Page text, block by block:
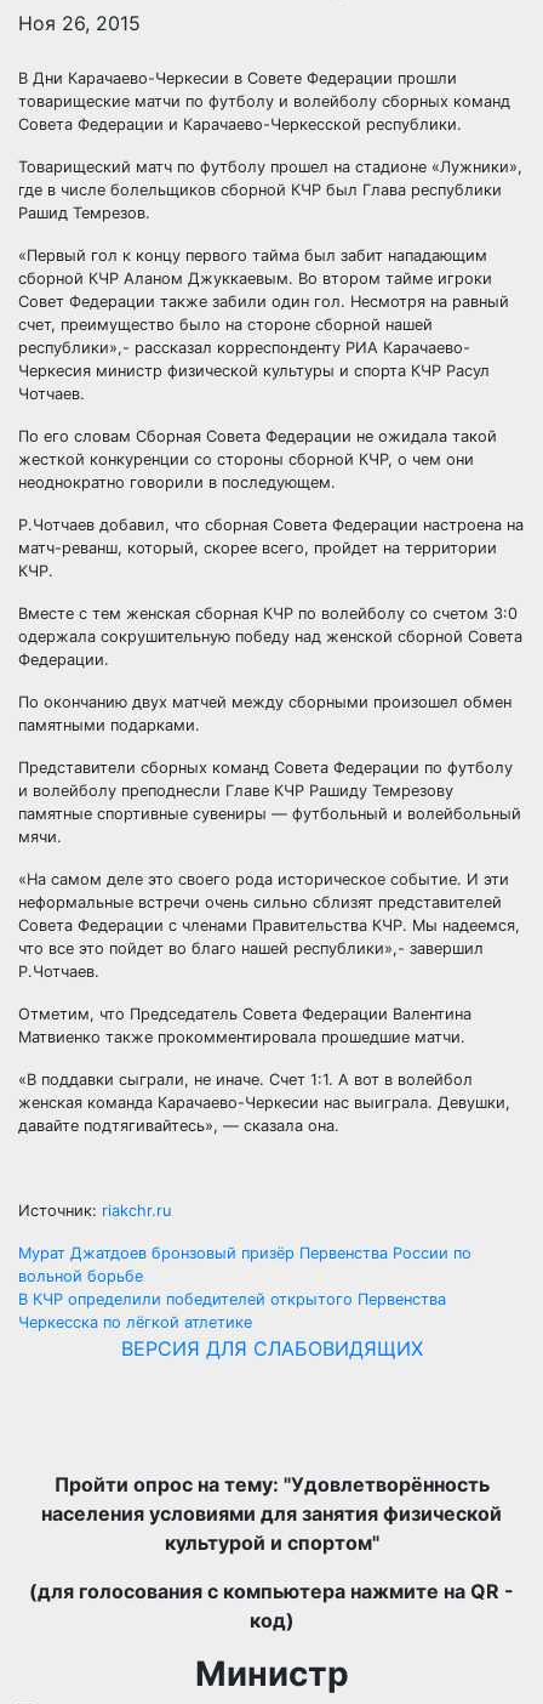
Ноя 26, 2015
В Дни Карачаево-Черкесии в Совете Федерации прошли
товарищеские матчи по футболу и волейболу сборных команд
Совета Федерации и Карачаево-Черкесской республики.
Товарищеский матч по футболу прошел на стадионе «Лужники»,
где в числе болельщиков сборной КЧР был Глава республики
Рашид Темрезов.
«Первый гол к концу первого тайма был забит нападающим
сборной КЧР Аланом Джуккаевым. Во втором тайме игроки
Совет Федерации также забили один гол. Несмотря на равный
счет, преимущество было на стороне сборной нашей
республики»,- рассказал корреспонденту РИА Карачаево-
Черкесия министр физической культуры и спорта КЧР Расул
Чотчаев.
По его словам Сборная Совета Федерации не ожидала такой
жесткой конкуренции со стороны сборной КЧР, о чем они
неоднократно говорили в последующем.
Р.Чотчаев добавил, что сборная Совета Федерации настроена на
матч-реванш, который, скорее всего, пройдет на территории
КЧР.
Вместе с тем женская сборная КЧР по волейболу со счетом 3:0
одержала сокрушительную победу над женской сборной Совета
Федерации.
По окончанию двух матчей между сборными произошел обмен
памятными подарками.
Представители сборных команд Совета Федерации по футболу
и волейболу преподнесли Главе КЧР Рашиду Темрезову
памятные спортивные сувениры — футбольный и волейбольный
мячи.
«На самом деле это своего рода историческое событие. И эти
неформальные встречи очень сильно сблизят представителей
Совета Федерации с членами Правительства КЧР. Мы надеемся,
что все это пойдет во благо нашей республики»,- завершил
Р.Чотчаев.
Отметим, что Председатель Совета Федерации Валентина
Матвиенко также прокомментировала прошедшие матчи.
«В поддавки сыграли, не иначе. Счет 1:1. А вот в волейбол
женская команда Карачаево-Черкесии нас выиграла. Девушки,
давайте подтягивайтесь», — сказала она.
Источник: riakchr.ru
Навигация
по
записям
Мурат Джатдоев бронзовый призёр Первенства России по
вольной борьбе
В КЧР определили победителей открытого Первенства
Черкесска по лёгкой атлетике
ВЕРСИЯ ДЛЯ СЛАБОВИДЯЩИХ
Пройти опрос на тему: "Удовлетворённость
населения условиями для занятия физической
культурой и спортом"
(для голосования с компьютера нажмите на QR -
код)
Министр